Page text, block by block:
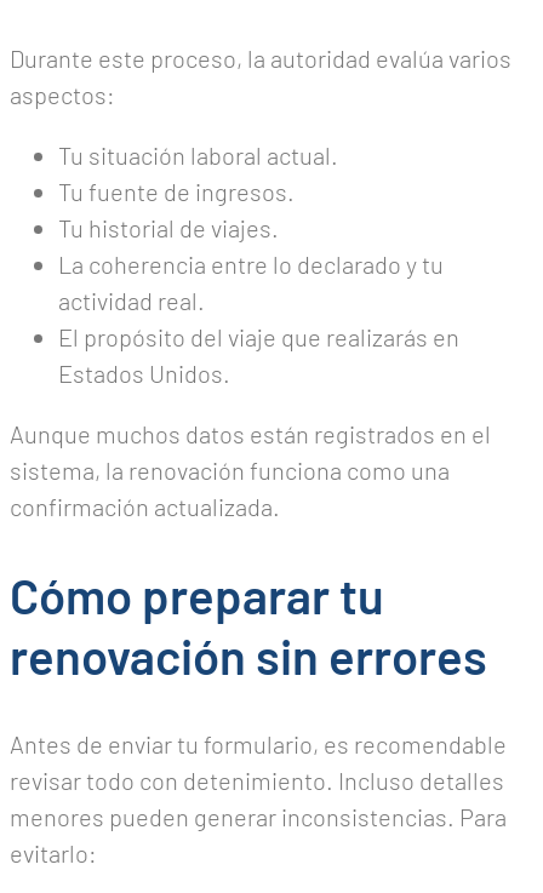
Durante este proceso, la autoridad evalúa varios
aspectos:
Tu situación laboral actual.
Tu fuente de ingresos.
Tu historial de viajes.
La coherencia entre lo declarado y tu
actividad real.
El propósito del viaje que realizarás en
Estados Unidos.
Aunque muchos datos están registrados en el
sistema, la renovación funciona como una
confirmación actualizada.
Cómo preparar tu
renovación sin errores
Antes de enviar tu formulario, es recomendable
revisar todo con detenimiento. Incluso detalles
menores pueden generar inconsistencias. Para
evitarlo: